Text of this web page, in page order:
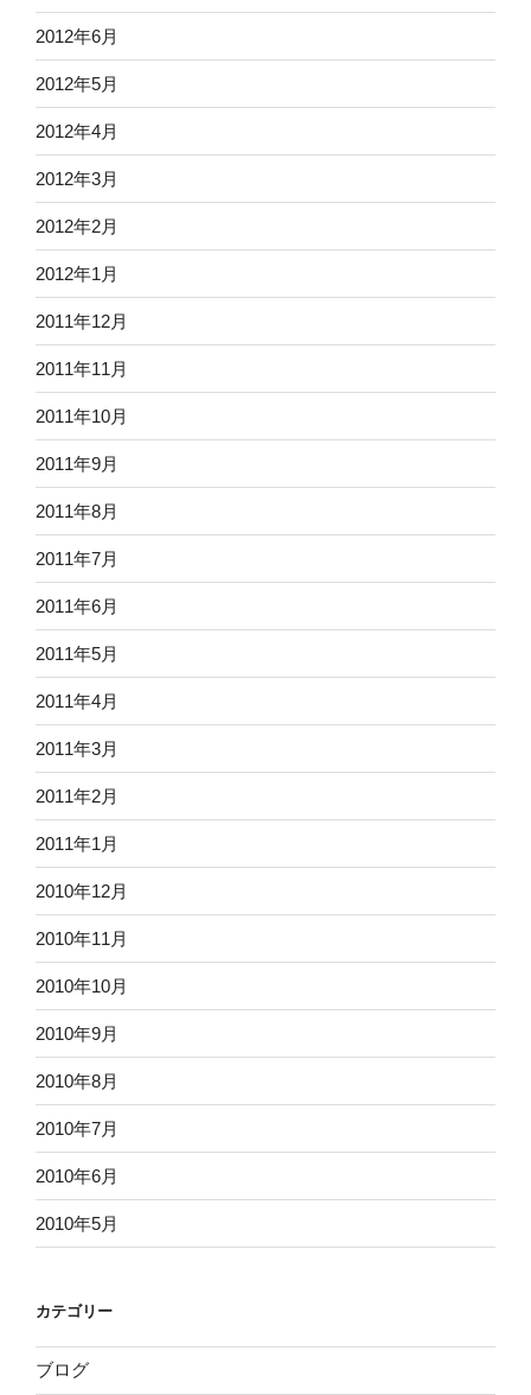
2012年6月
2012年5月
2012年4月
2012年3月
2012年2月
2012年1月
2011年12月
2011年11月
2011年10月
2011年9月
2011年8月
2011年7月
2011年6月
2011年5月
2011年4月
2011年3月
2011年2月
2011年1月
2010年12月
2010年11月
2010年10月
2010年9月
2010年8月
2010年7月
2010年6月
2010年5月
カテゴリー
ブログ